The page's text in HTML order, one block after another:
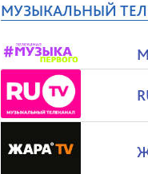
МУЗЫКАЛЬНЫЙ